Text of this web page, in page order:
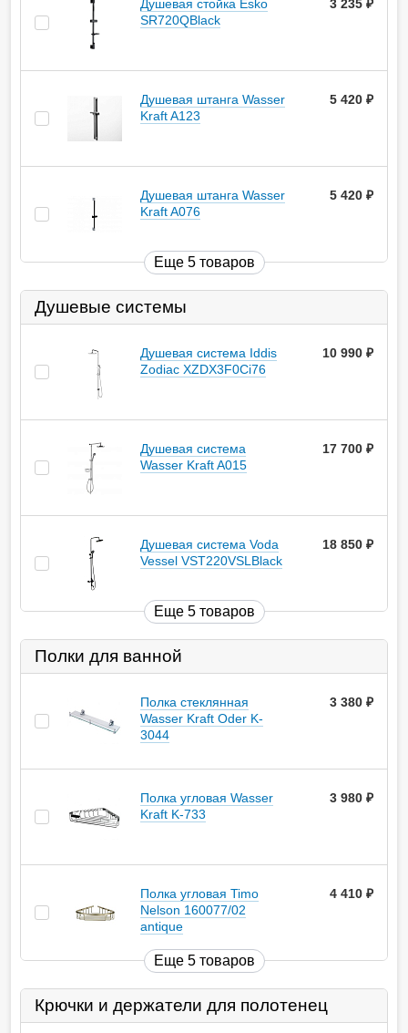
Душевая стойка Esko
SR720QBlack
3 235
Душевая штанга Wasser
Kraft A123
5 420
Душевая штанга Wasser
Kraft A076
5 420
Еще 5 товаров
Душевые системы
Душевая система Iddis
Zodiac XZDX3F0Ci76
10 990
Душевая система
Wasser Kraft A015
17 700
Душевая система Voda
Vessel VST220VSLBlack
18 850
Еще 5 товаров
Полки для ванной
Полка стеклянная
Wasser Kraft Oder K-
3044
3 380
Полка угловая Wasser
Kraft K-733
3 980
Полка угловая Timo
Nelson 160077/02
antique
4 410
Еще 5 товаров
Крючки и держатели для полотенец